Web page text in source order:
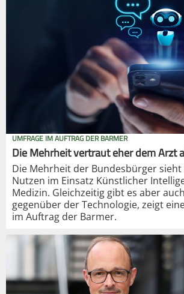
UMFRAGE IM AUFTRAG DER BARMER
Die Mehrheit vertraut eher dem Arzt
Die Mehrheit der Bundesbürger
Nutzen im Einsatz Künstlicher
Medizin. Gleichzeitig gibt es aber
gegenüber der Technologie, zeigt
im Auftrag der Barmer.